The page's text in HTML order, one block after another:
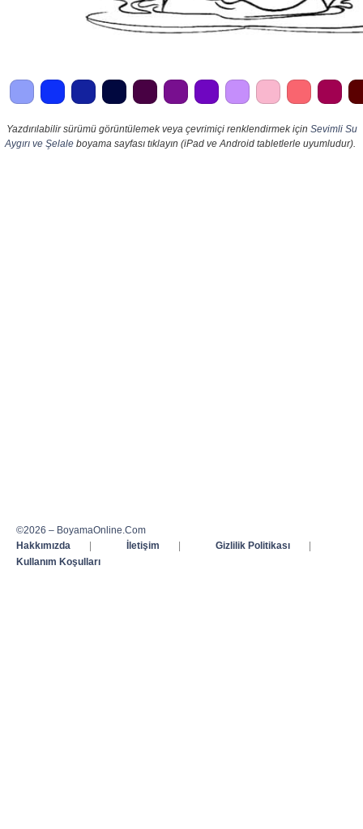
Yazdırılabilir sürümü görüntülemek veya çevrimiçi renklendirmek için Sevimli Su
Aygırı ve Şelale boyama sayfası tıklayın (iPad ve Android tabletlerle uyumludur).
©2026 – BoyamaOnline.Com
Hakkımızda
| İletişim | Gizlilik Politikası
|
Kullanım Koşulları